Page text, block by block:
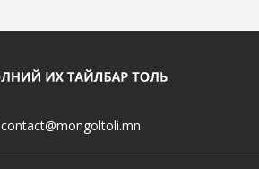
contact@mongoltoli.mn